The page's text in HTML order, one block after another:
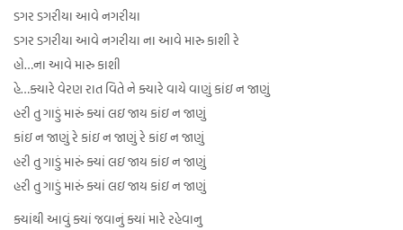
ડગર ડગરીયા આવે નગરીયા
ડગર ડગરીયા આવે નગરીયા ના આવે મારુ કાશી રે
હો…ના આવે મારુ કાશી
હે…ક્યારે વેરણ રાત વિતે ને ક્યારે વાયે વાણું કાંઇ ન જાણું
હરી તુ ગાડું મારું ક્યાં લઇ જાય કાંઇ ન જાણું
કાંઇ ન જાણું રે કાંઇ ન જાણું રે કાંઇ ન જાણું
હરી તુ ગાડું મારું ક્યાં લઇ જાય કાંઇ ન જાણું
હરી તુ ગાડું મારું ક્યાં લઇ જાય કાંઇ ન જાણું
ક્યાંથી આવું ક્યાં જવાનું ક્યાં મારે રહેવાનુ